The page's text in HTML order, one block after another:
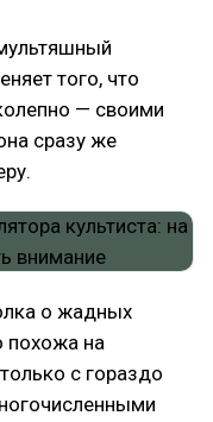
того, что
— своими
сразу же
о жадных
похожа на
с гораздо